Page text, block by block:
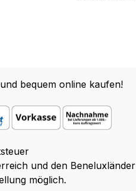
bequem online kaufen!
und den
möglich.